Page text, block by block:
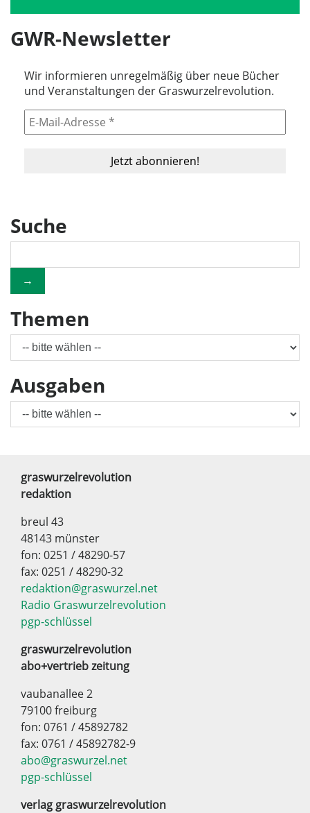
GWR-Newsletter
Wir informieren unregelmäßig über neue Bücher
und Veranstaltungen der Graswurzelrevolution.
Suche
→
Themen
Ausgaben
graswurzelrevolution
redaktion
breul 43
48143 münster
fon: 0251 / 48290-57
fax: 0251 / 48290-32
redaktion@graswurzel.net
Radio Graswurzelrevolution
pgp-schlüssel
graswurzelrevolution
abo+vertrieb zeitung
vaubanallee 2
79100 freiburg
fon: 0761 / 45892782
fax: 0761 / 45892782-9
abo@graswurzel.net
pgp-schlüssel
verlag graswurzelrevolution